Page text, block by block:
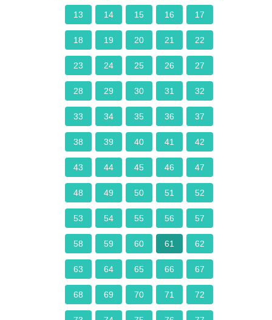
13 14 15 16 17
18 19 20 21 22
23 24 25 26 27
28 29 30 31 32
33 34 35 36 37
38 39 40 41 42
43 44 45 46 47
48 49 50 51 52
53 54 55 56 57
58 59 60 61 62
63 64 65 66 67
68 69 70 71 72